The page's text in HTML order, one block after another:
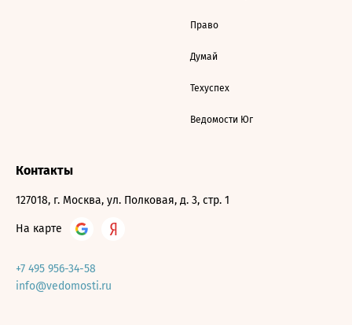
Право
Думай
Техуспех
Ведомости Юг
Контакты
127018, г. Москва, ул. Полковая, д. 3, стр. 1
На карте
+7 495 956-34-58
info@vedomosti.ru